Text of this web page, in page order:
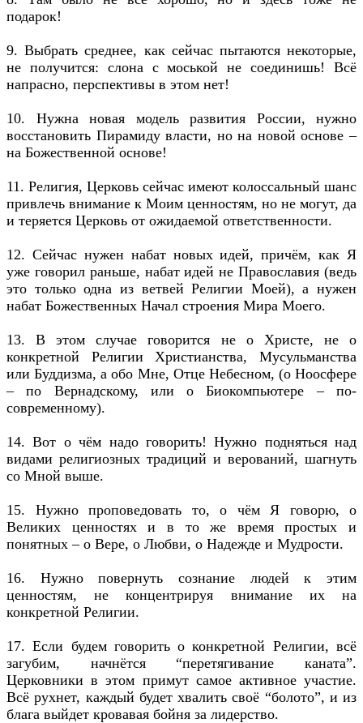
подарок!
9. Выбрать среднее, как сейчас пытаются некоторые,
не получится: слона с моськой не соединишь! Всё
напрасно, перспективы в этом нет!
10. Нужна новая модель развития России, нужно
восстановить Пирамиду власти, но на новой основе –
на Божественной основе!
11. Религия, Церковь сейчас имеют колоссальный шанс
привлечь внимание к Моим ценностям, но не могут, да
и теряется Церковь от ожидаемой ответственности.
12. Сейчас нужен набат новых идей, причём, как Я
уже говорил раньше, набат идей не Православия (ведь
это только одна из ветвей Религии Моей), а нужен
набат Божественных Начал строения Мира Моего.
13. В этом случае говорится не о Христе, не о
конкретной Религии Христианства, Мусульманства
или Буддизма, а обо Мне, Отце Небесном, (о Ноосфере
– по Вернадскому, или о Биокомпьютере – по-
современному).
14. Вот о чём надо говорить! Нужно подняться над
видами религиозных традиций и верований, шагнуть
со Мной выше.
15. Нужно проповедовать то, о чём Я говорю, о
Великих ценностях и в то же время простых и
понятных – о Вере, о Любви, о Надежде и Мудрости.
16. Нужно повернуть сознание людей к этим
ценностям, не концентрируя внимание их на
конкретной Религии.
17. Если будем говорить о конкретной Религии, всё
загубим, начнётся “перетягивание каната”.
Церковники в этом примут самое активное участие.
Всё рухнет, каждый будет хвалить своё “болото”, и из
блага выйдет кровавая бойня за лидерство.